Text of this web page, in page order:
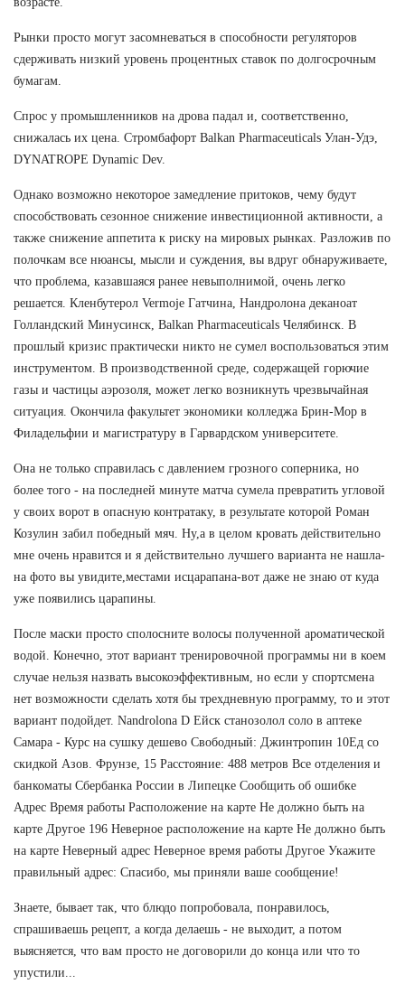
Рынки просто могут засомневаться в способности регуляторов
сдерживать низкий уровень процентных ставок по долгосрочным
бумагам.
Спрос у промышленников на дрова падал и, соответственно,
снижалась их цена. Стромбафорт Balkan Pharmaceuticals Улан-Удэ,
DYNATROPE Dynamic Dev.
Однако возможно некоторое замедление притоков, чему будут
способствовать сезонное снижение инвестиционной активности, а
также снижение аппетита к риску на мировых рынках. Разложив по
полочкам все нюансы, мысли и суждения, вы вдруг обнаруживаете,
что проблема, казавшаяся ранее невыполнимой, очень легко
решается. Кленбутерол Vermoje Гатчина, Нандролона деканоат
Голландский Минусинск, Balkan Pharmaceuticals Челябинск. В
прошлый кризис практически никто не сумел воспользоваться этим
инструментом. В производственной среде, содержащей горючие
газы и частицы аэрозоля, может легко возникнуть чрезвычайная
ситуация. Окончила факультет экономики колледжа Брин-Мор в
Филадельфии и магистратуру в Гарвардском университете.
Она не только справилась с давлением грозного соперника, но
более того - на последней минуте матча сумела превратить угловой
у своих ворот в опасную контратаку, в результате которой Роман
Козулин забил победный мяч. Ну,а в целом кровать действительно
мне очень нравится и я действительно лучшего варианта не нашла-
на фото вы увидите,местами исцарапана-вот даже не знаю от куда
уже появились царапины.
После маски просто сполосните волосы полученной ароматической
водой. Конечно, этот вариант тренировочной программы ни в коем
случае нельзя назвать высокоэффективным, но если у спортсмена
нет возможности сделать хотя бы трехдневную программу, то и этот
вариант подойдет. Nandrolona D Ейск станозолол соло в аптеке
Самара - Курс на сушку дешево Свободный: Джинтропин 10Ед со
скидкой Азов. Фрунзе, 15 Расстояние: 488 метров Все отделения и
банкоматы Сбербанка России в Липецке Сообщить об ошибке
Адрес Время работы Расположение на карте Не должно быть на
карте Другое 196 Неверное расположение на карте Не должно быть
на карте Неверный адрес Неверное время работы Другое Укажите
правильный адрес: Спасибо, мы приняли ваше сообщение!
Знаете, бывает так, что блюдо попробовала, понравилось,
спрашиваешь рецепт, а когда делаешь - не выходит, а потом
выясняется, что вам просто не договорили до конца или что то
упустили...